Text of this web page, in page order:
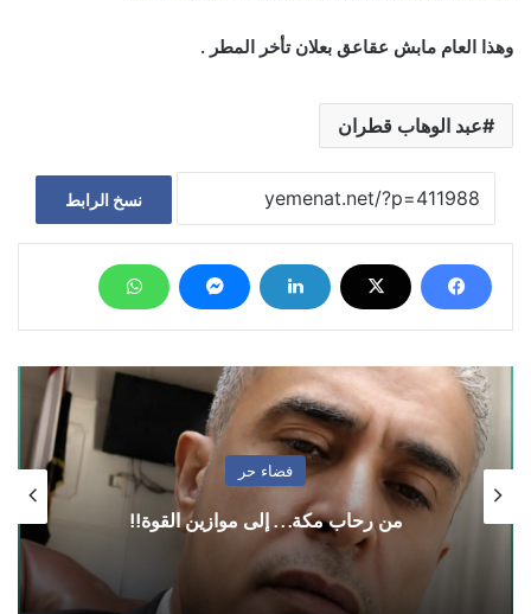
وهذا العام مابش عقاعق بعلان تأخر المطر .
عبد الوهاب قطران
نسخ الرابط
العرض في الرئيسة
بعد 10 أشهر في ثلاجة المستشفى .. وفاء صدام
الباشا المخلافي تُوارى الثرى وسط انتظار ان
تقول العدالة كلمتها